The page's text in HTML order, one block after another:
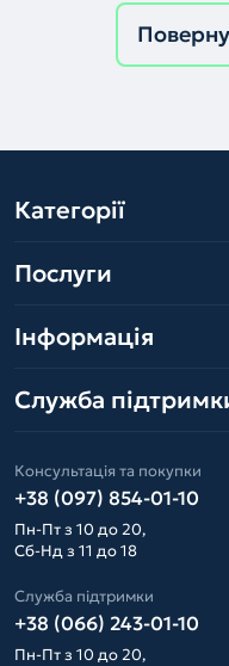
Категорії
Послуги
Інформація
Служба
Консультація та покупки
+38 (097) 854-01-10
Пн-Пт з 10 до 20,
Сб-Нд з 11 до 18
Служба підтримки
+38 (066) 243-01-10
Пн-Пт з 10 до 20,